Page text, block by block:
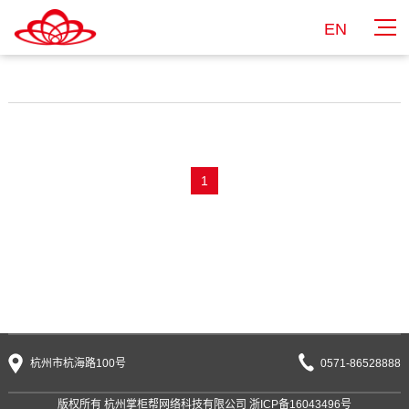
EN
1
杭州市杭海路100号 0571-86528888
版权所有 杭州掌柜帮网络科技有限公司 浙ICP备16043496号